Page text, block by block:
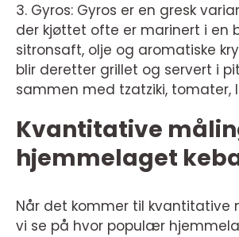
3. Gyros: Gyros er en gresk
der kjøttet ofte er marinert i en
sitronsaft, olje og aromatiske
blir deretter grillet og servert i
sammen med tzatziki, tomater,
Kvantitative
hjemmelaget
Når det kommer til kvantitative
vi se på hvor populær